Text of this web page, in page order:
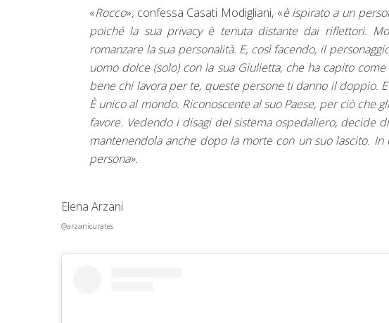
«Rocco», confessa Casati Modigliani, «è ispirato a un
poiché la sua privacy è tenuta distante dai riflettori.
romanzare la sua personalità. E, così facendo, il
uomo dolce (solo) con la sua Giulietta, che ha capito
bene chi lavora per te, queste persone ti danno il doppio.
È unico al mondo. Riconoscente al suo Paese, per ciò che
favore. Vedendo i disagi del sistema ospedaliero, decide
mantenendola anche dopo la morte con un suo lascito.
persona».
Elena Arzani
@arzanicurates